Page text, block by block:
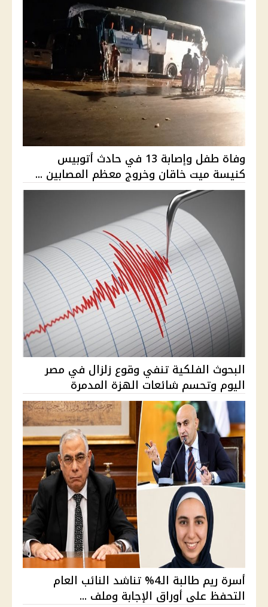
وفاة طفل وإصابة 13 في حادث أتوبيس
كنيسة ميت خاقان وخروج معظم المصابين ...
البحوث الفلكية تنفي وقوع زلزال في مصر
اليوم وتحسم شائعات الهزة المدمرة
أسرة ريم طالبة الـ4% تناشد النائب العام
التحفظ على أوراق الإجابة وملف ...